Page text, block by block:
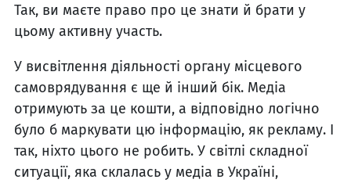
Так, ви маєте право про це знати й брати у
цьому активну участь.
У висвітлення діяльності органу місцевого
самоврядування є ще й інший бік. Медіа
отримують за це кошти, а відповідно логічно
було б маркувати цю інформацію, як рекламу. І
так, ніхто цього не робить. У світлі складної
ситуації, яка склалась у медіа в Україні,